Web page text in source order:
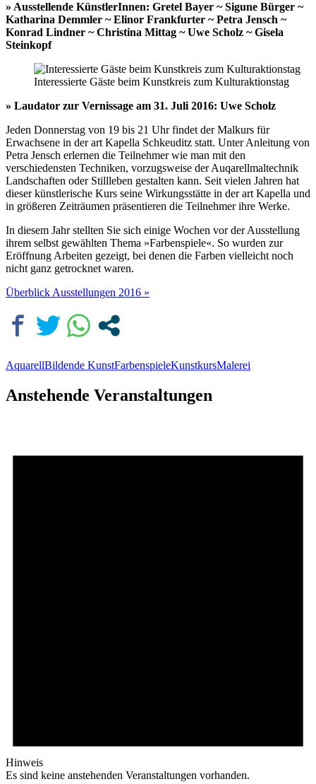
» Ausstellende KünstlerInnen: Gretel Bayer ~ Sigune Bürger ~
Katharina Demmler ~ Elinor Frankfurter ~ Petra Jensch ~
Konrad Lindner ~ Christina Mittag ~ Uwe Scholz ~ Gisela
Steinkopf
Interessierte Gäste beim Kunstkreis zum Kulturaktionstag
» Laudator zur Vernissage am 31. Juli 2016: Uwe Scholz
Jeden Donnerstag von 19 bis 21 Uhr findet der Malkurs für
Erwachsene in derart Kapella Schkeuditz statt. Unter Anleitung von
Petra Jensch erlernen die Teilnehmer wie man mit den
verschiedensten Techniken, vorzugsweise derAuqarellmaltechnik
Landschaften oder Stillleben gestalten kann. Seit vielen Jahren hat
dieser künstlerische Kurs seine Wirkungsstätte in derart Kapella und
in größeren Zeiträumen präsentieren die Teilnehmer ihre Werke.
In diesem Jahr stellten Sie sich einige Wochen vor der Ausstellung
ihrem selbst gewählten Thema »Farbenspiele«. So wurden zur
Eröffnung Arbeiten gezeigt, bei denen die Farben vielleicht noch
nicht ganz getrocknet waren.
Überblick Ausstellungen 2016 »
AquarellBildende KunstFarbenspieleKunstkursMalerei
Anstehende Veranstaltungen
Hinweis
Es sind keine anstehenden Veranstaltungen vorhanden.